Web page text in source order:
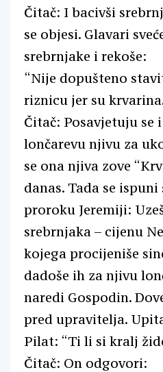
Čitač: I bacivši
se objesi. Glavari
srebrnjake i rekoše:
“Nije dopušteno
riznicu jer su
Čitač: Posavjetuju se
lončarevu njivu za
se ona njiva zove
danas. Tada se
proroku Jeremiji:
srebrnjaka – cijenu
kojega procijeniše
dadoše ih za njivu
naredi Gospodin.
pred upravitelja.
Pilat: “Ti li si kralj
Čitač: On odgovori: